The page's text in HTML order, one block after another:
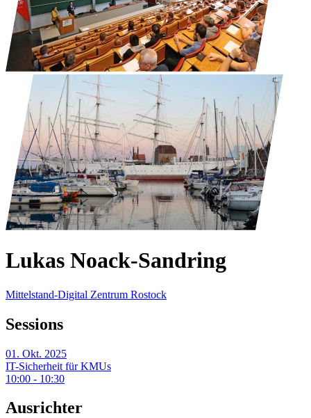
Lukas Noack-Sandring
Mittelstand-Digital Zentrum Rostock
Sessions
01. Okt. 2025
IT-Sicherheit für KMUs
10:00 - 10:30
Ausrichter